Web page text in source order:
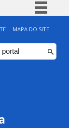
BR
MAPA DO SITE